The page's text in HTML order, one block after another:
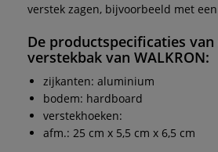
verstek zagen, bijvoorbeeld met
De productspecificaties van
verstekbak van WALKRON:
zijkanten: aluminium
bodem: hardboard
verstekhoeken:
afm.: 25 cm x 5,5 cm x 6,5 cm